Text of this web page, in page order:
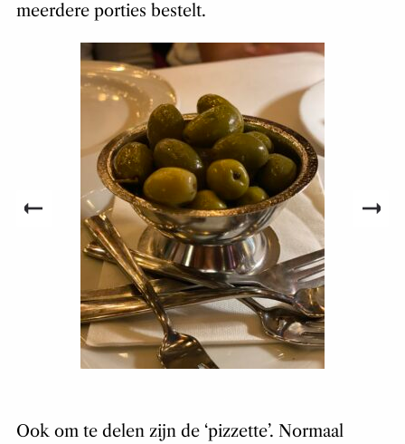
meerdere porties bestelt.
Ook om te delen zijn de ‘pizzette’. Normaal